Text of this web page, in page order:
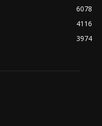
6078
4116
3974